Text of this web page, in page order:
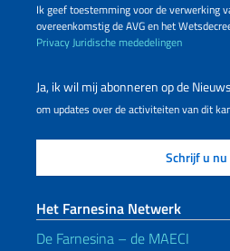
Ik geef toestemming voor de verwerking
overeenkomstig de AVG en het
PrivacyJuridische mededelingen
Ja, ik wil mij abonneren op de
om updates over de activiteiten van dit
Het Farnesina Netwerk
De Farnesina – de MAECI